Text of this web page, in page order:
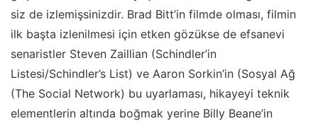
siz de izlemişsinizdir. Brad Bitt’in filmde olması, filmin
ilk başta izlenilmesi için etken gözükse de efsanevi
senaristler Steven Zaillian (Schindler’in
Listesi/Schindler’s List) ve Aaron Sorkin’in (Sosyal Ağ
(The Social Network) bu uyarlaması, hikayeyi teknik
elementlerin altında boğmak yerine Billy Beane’in